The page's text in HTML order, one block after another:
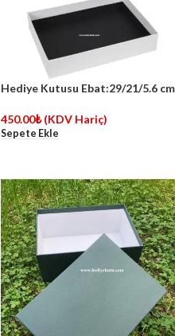
Hediye Kutusu Ebat:29/21/5.6 cm
450.00₺ (KDV Hariç)
Sepete Ekle